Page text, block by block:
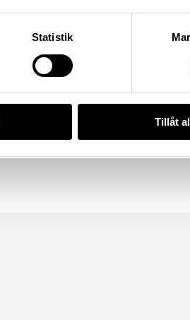
Statistik
Tillåt